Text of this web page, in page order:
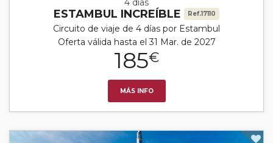
4 días
ESTAMBUL INCREÍBLE Ref.17110
Circuito de viaje de 4 días por Estambul
Oferta válida hasta el 31 Mar. de 2027
185€
MÁS INFO